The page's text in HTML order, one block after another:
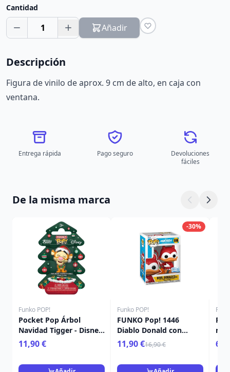
Cantidad
1 Añadir
Descripción
Figura de vinilo de aprox. 9 cm de alto, en caja con
ventana.
Entrega rápida Pago seguro
Devoluciones
fáciles
De la misma marca
Funko POP!
Pocket Pop Árbol
Navidad Tigger - Disney
Winnie The Pooh
11,90 €
-30%
Funko POP!
FUNKO Pop! 1446
Diablo Donald con
calabaza - Disney
11,90 €16,90 €